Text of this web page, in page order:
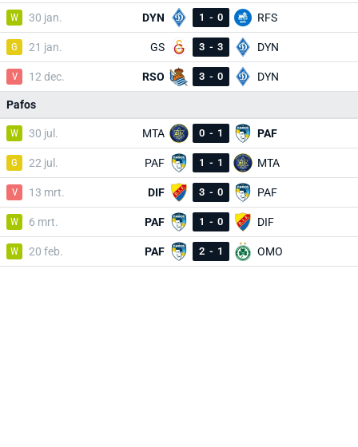
W 30 jan. DYN 1 - 0 RFS
G 21 jan. GS 3 - 3 DYN
V 12 dec. RSO 3 - 0 DYN
Pafos
W 30 jul. MTA 0 - 1 PAF
G 22 jul. PAF 1 - 1 MTA
V 13 mrt. DIF 3 - 0 PAF
W 6 mrt. PAF 1 - 0 DIF
W 20 feb. PAF 2 - 1 OMO